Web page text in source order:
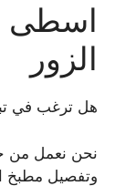
اسطى
الزور
هل ترغب في
نحن نعمل من
وتفصيل مطبخ